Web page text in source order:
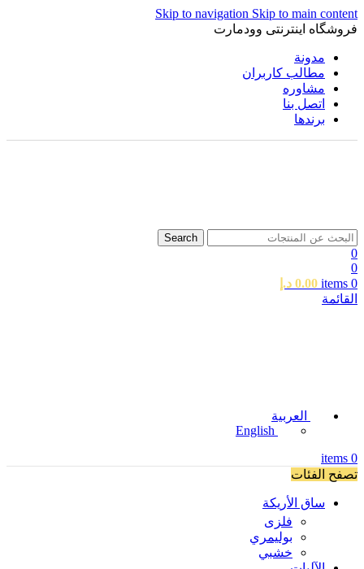
Skip to navigation Skip to main content
فروشگاه اینترنتی وودمارت
مدونة
مطالب کاربران
مشاوره
اتصل بنا
برندها
Search
0
0
0
items
0.00 د.إ
القائمة
العربية
English
0
items
تصفح الفئات
ساق الأريكة
فلزی
بوليمري
خشبي